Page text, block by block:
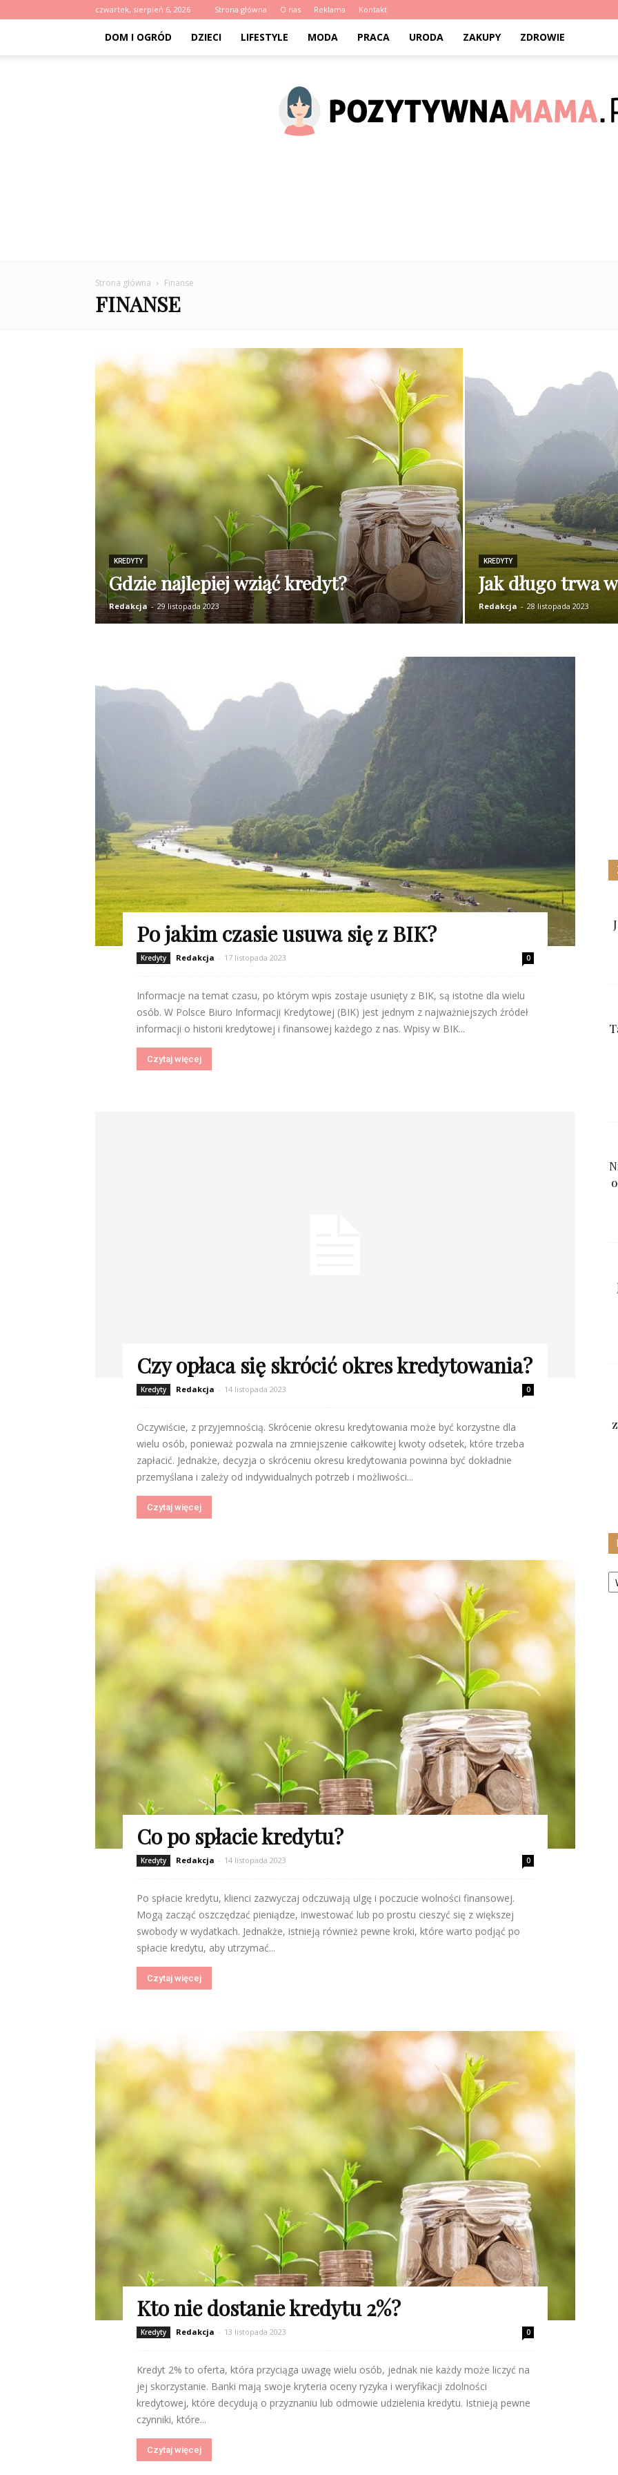
czwartek, sierpień 6, 2026 Strona główna O nas Reklama Kontakt
DOM I OGRÓD DZIECI LIFESTYLE MODA PRACA URODA ZAKUPY ZDROWIE
Strona główna Finanse
FINANSE
KREDYTY
Gdzie najlepiej wziąć kredyt?
Redakcja - 29 listopada 2023
KREDYTY
Jak długo trwa
Redakcja - 28 listopada 2023
Po jakim czasie usuwa się z BIK?
Kredyty Redakcja - 17 listopada 2023 0
Informacje na temat czasu, po którym wpis zostaje usunięty z BIK, są istotne dla wielu
osób. W Polsce Biuro Informacji Kredytowej (BIK) jest jednym z najważniejszych źródeł
informacji o historii kredytowej i finansowej każdego z nas. Wpisy w BIK...
Czytaj więcej
Czy opłaca się skrócić okres kredytowania?
Kredyty Redakcja - 14 listopada 2023 0
Oczywiście, z przyjemnością. Skrócenie okresu kredytowania może być korzystne dla
wielu osób, ponieważ pozwala na zmniejszenie całkowitej kwoty odsetek, które trzeba
zapłacić. Jednakże, decyzja o skróceniu okresu kredytowania powinna być dokładnie
przemyślana i zależy od indywidualnych potrzeb i możliwości...
Czytaj więcej
Co po spłacie kredytu?
Kredyty Redakcja - 14 listopada 2023 0
Po spłacie kredytu, klienci zazwyczaj odczuwają ulgę i poczucie wolności finansowej.
Mogą zacząć oszczędzać pieniądze, inwestować lub po prostu cieszyć się z większej
swobody w wydatkach. Jednakże, istnieją również pewne kroki, które warto podjąć po
spłacie kredytu, aby utrzymać...
Czytaj więcej
Kto nie dostanie kredytu 2%?
Kredyty Redakcja - 13 listopada 2023 0
Kredyt 2% to oferta, która przyciąga uwagę wielu osób, jednak nie każdy może liczyć na
jej skorzystanie. Banki mają swoje kryteria oceny ryzyka i weryfikacji zdolności
kredytowej, które decydują o przyznaniu lub odmowie udzielenia kredytu. Istnieją pewne
czynniki, które...
Czytaj więcej